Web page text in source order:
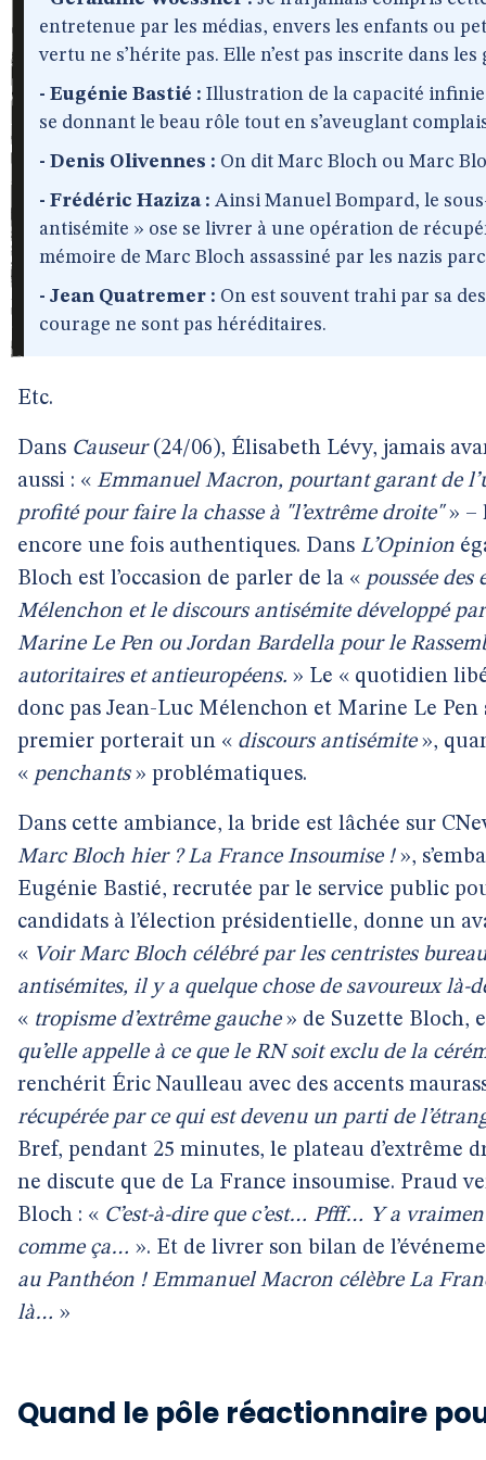
entretenue par les médias, envers les enfants ou
vertu ne s’hérite pas. Elle n’est pas inscrite dans les
- Eugénie Bastié : Illustration de la capacité infinie
se donnant le beau rôle tout en s’aveuglant
- Denis Olivennes : On dit Marc Bloch ou Marc
- Frédéric Haziza : Ainsi Manuel Bompard, le
antisémite » ose se livrer à une opération de
mémoire de Marc Bloch assassiné par les nazis
- Jean Quatremer : On est souvent trahi par sa
courage ne sont pas héréditaires.
Etc.
Dans Causeur(24/06), Élisabeth Lévy, jamais
aussi : « Emmanuel Macron, pourtant garant de
profité pour faire la chasse à "l’extrême droite"» –
encore une fois authentiques. Dans L’Opinion
Bloch est l’occasion de parler de la « poussée des
Mélenchon et le discours antisémite développé
Marine Le Pen ou Jordan Bardella pour le
autoritaires et antieuropéens. » Le « quotidien
donc pas Jean-Luc Mélenchon et Marine Le
premier porterait un « discours antisémite»,
« penchants» problématiques.
Dans cette ambiance, la bride est lâchée sur
Marc Bloch hier ? La France Insoumise !»,
Eugénie Bastié, recrutée par le service public
candidats à l’élection présidentielle, donne un
« Voir Marc Bloch célébré par les centristes
antisémites, il y a quelque chose de savoureux là-
« tropisme d’extrême gauche» de Suzette Bloch,
qu’elle appelle à ce que le RN soit exclu de la
renchérit Éric Naulleau avec des accents
récupérée par ce qui est devenu un parti de
Bref, pendant 25 minutes, le plateau d’extrême
ne discute que de La France insoumise. Praud
Bloch : « C’est-à-dire que c’est… Pfff… Y a
comme ça… ». Et de livrer son bilan de
au Panthéon ! Emmanuel Macron célèbre La
là… »
Quand le pôle réactionnaire